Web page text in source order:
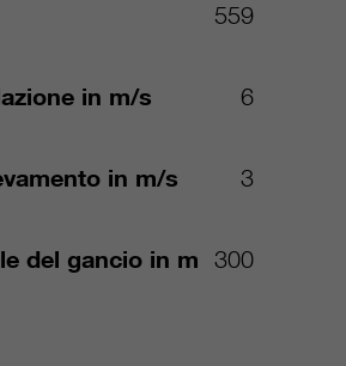
559
in m/s 6
in m/s 3
del gancio in m 300